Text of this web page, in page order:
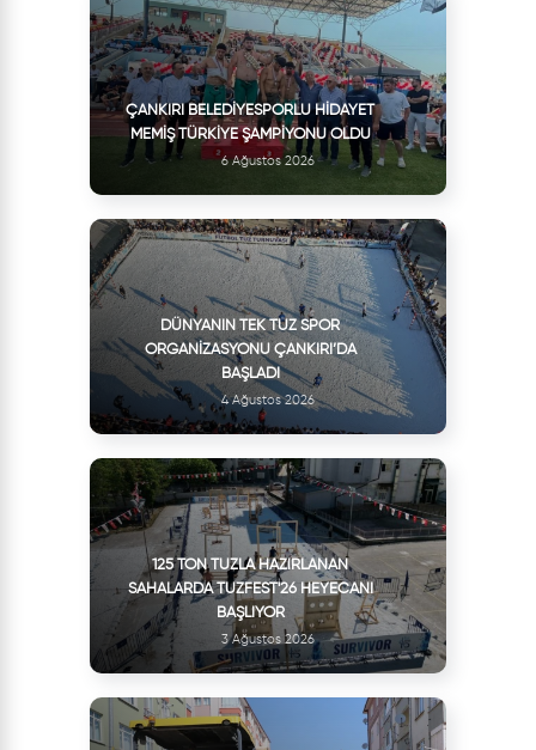
ÇANKIRI BELEDIYESPORLU HIDAYET
MEMIŞ TÜRKIYE ŞAMPIYONU OLDU
6 Ağustos 2026
DÜNYANIN TEK TUZ SPOR
ORGANIZASYONU ÇANKIRI’DA
BAŞLADI
4 Ağustos 2026
125 TON TUZLA HAZIRLANAN
SAHALARDA TUZFEST'26 HEYECANI
BAŞLIYOR
3 Ağustos 2026